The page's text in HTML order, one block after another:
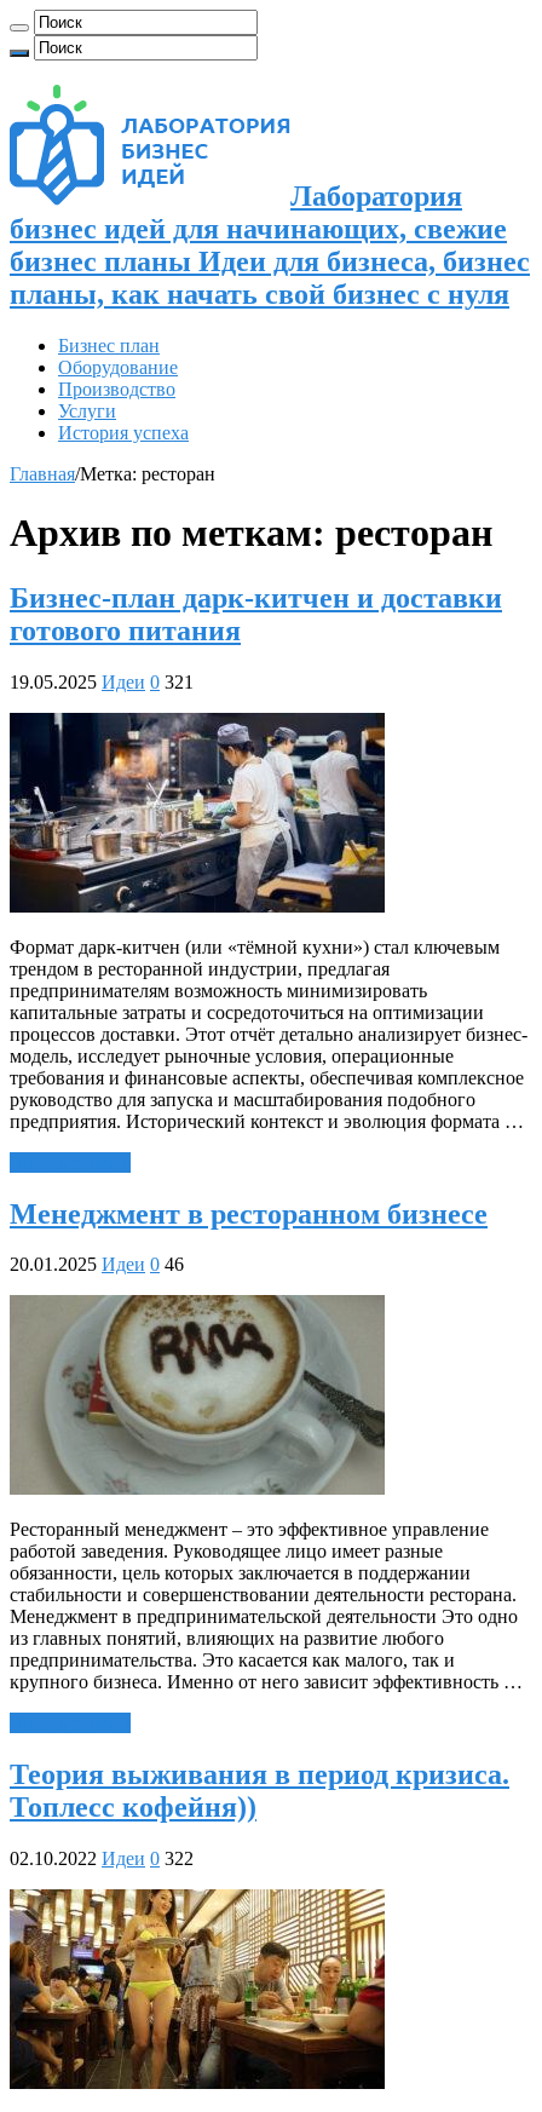
Лаборатория
бизнес идей для начинающих, свежие
бизнес планы Идеи для бизнеса, бизнес
планы, как начать свой бизнес с нуля
Бизнес план
Оборудование
Производство
Услуги
История успеха
Главная/Метка: ресторан
Архив по меткам: ресторан
Бизнес-план дарк-китчен и доставки
готового питания
19.05.2025 Идеи 0 321
Формат дарк-китчен (или «тёмной кухни») стал ключевым
трендом в ресторанной индустрии, предлагая
предпринимателям возможность минимизировать
капитальные затраты и сосредоточиться на оптимизации
процессов доставки. Этот отчёт детально анализирует бизнес-
модель, исследует рыночные условия, операционные
требования и финансовые аспекты, обеспечивая комплексное
руководство для запуска и масштабирования подобного
предприятия. Исторический контекст и эволюция формата …
Менеджмент в ресторанном бизнесе
20.01.2025 Идеи 0 46
Ресторанный менеджмент – это эффективное управление
работой заведения. Руководящее лицо имеет разные
обязанности, цель которых заключается в поддержании
стабильности и совершенствовании деятельности ресторана.
Менеджмент в предпринимательской деятельности Это одно
из главных понятий, влияющих на развитие любого
предпринимательства. Это касается как малого, так и
крупного бизнеса. Именно от него зависит эффективность …
Теория выживания в период кризиса.
Топлесс кофейня))
02.10.2022 Идеи 0 322